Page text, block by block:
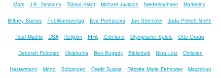
Mars J.K. Simmons Tobias Kiwitt Michael Jackson Niedersachsen Marketing
Britney Spears Publikumsverlag Eva Perhacova Jan Stremmel Jada Pinkett Smith
Real Madrid USA Religion FIFA Grönland Olympische Spiele Otto Group
Deborah Feldman Oklahoma Ben Bugatty Bibliothek Nina Linz Christian
Hestermann Mond Schlangen Credit Suisse Désirée Marie Fehringer Maximilian